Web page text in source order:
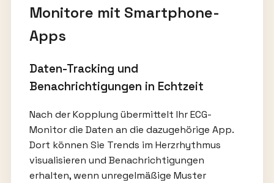
Monitore mit Smartphone-
Apps
Daten-Tracking und
Benachrichtigungen in Echtzeit
Nach der Kopplung übermittelt Ihr ECG-
Monitor die Daten an die dazugehörige App.
Dort können Sie Trends im Herzrhythmus
visualisieren und Benachrichtigungen
erhalten, wenn unregelmäßige Muster